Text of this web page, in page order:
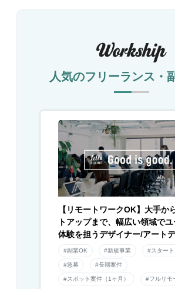
人気のフリーランス・
【リモートワークOK】大手か
トアップまで、幅広い領域で
体験を担うデザイナー/アート
ター募集！
#副業OK #新規事業 #スター
#急募 #長期案件
#スポット案件（1ヶ月） #フルリモ